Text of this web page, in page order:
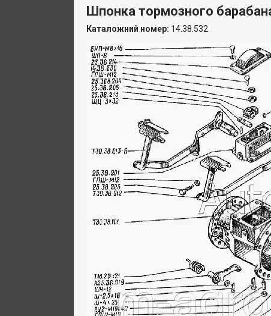
Шпонка тормозного
Каталожний номер: 14.38.532